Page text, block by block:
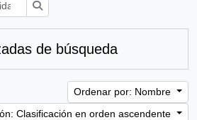
de búsqueda
Ordenar por: Nombre
Clasificación en orden ascendente